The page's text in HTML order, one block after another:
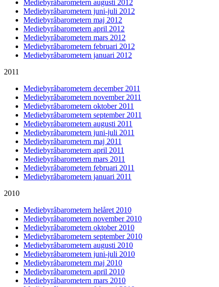
Mediebyråbarometern augusti 2012
Mediebyråbarometern juni-juli 2012
Mediebyråbarometern maj 2012
Mediebyråbarometern april 2012
Mediebyråbarometern mars 2012
Mediebyråbarometern februari 2012
Mediebyråbarometern januari 2012
2011
Mediebyråbarometern december 2011
Mediebyråbarometern november 2011
Mediebyråbarometern oktober 2011
Mediebyråbarometern september 2011
Mediebyråbarometern augusti 2011
Mediebyråbarometern juni-juli 2011
Mediebyråbarometern maj 2011
Mediebyråbarometern april 2011
Mediebyråbarometern mars 2011
Mediebyråbarometern februari 2011
Mediebyråbarometern januari 2011
2010
Mediebyråbarometern helåret 2010
Mediebyråbarometern november 2010
Mediebyråbarometern oktober 2010
Mediebyråbarometern september 2010
Mediebyråbarometern augusti 2010
Mediebyråbarometern juni-juli 2010
Mediebyråbarometern maj 2010
Mediebyråbarometern april 2010
Mediebyråbarometern mars 2010